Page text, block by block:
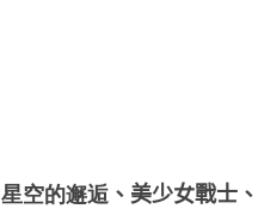
星空的邂逅 、美少女戰士、